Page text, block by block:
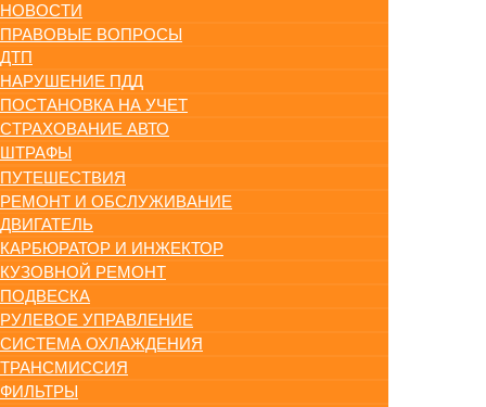
НОВОСТИ
ПРАВОВЫЕ ВОПРОСЫ
ДТП
НАРУШЕНИЕ ПДД
ПОСТАНОВКА НА УЧЕТ
СТРАХОВАНИЕ АВТО
ШТРАФЫ
ПУТЕШЕСТВИЯ
РЕМОНТ И ОБСЛУЖИВАНИЕ
ДВИГАТЕЛЬ
КАРБЮРАТОР И ИНЖЕКТОР
КУЗОВНОЙ РЕМОНТ
ПОДВЕСКА
РУЛЕВОЕ УПРАВЛЕНИЕ
СИСТЕМА ОХЛАЖДЕНИЯ
ТРАНСМИССИЯ
ФИЛЬТРЫ